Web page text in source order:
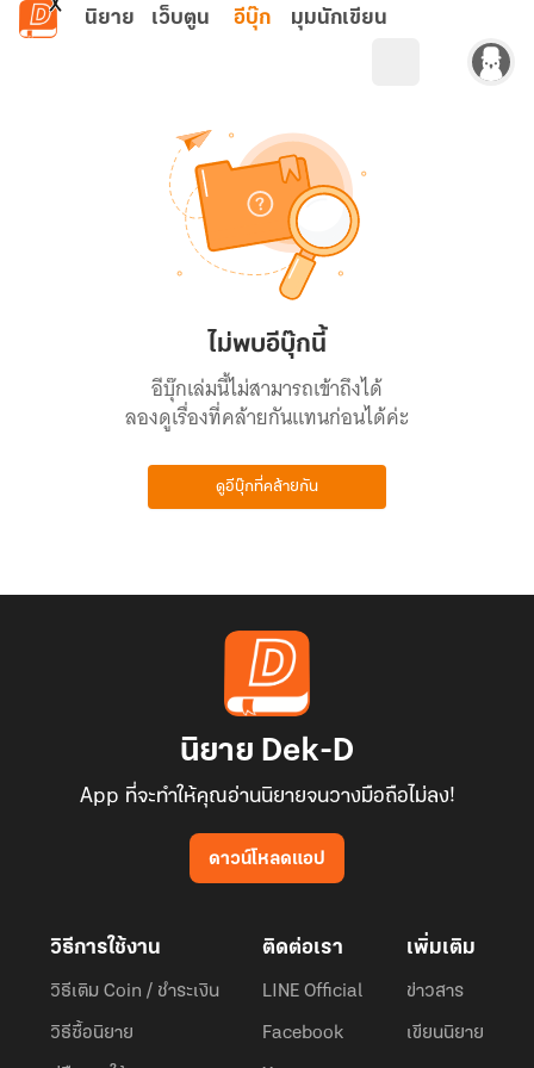
ข้ามไปยังเนื้อหาหลัก
นิยาย เว็บตูน อีบุ๊ก มุมนักเขียน
ไม่พบอีบุ๊กนี้
อีบุ๊กเล่มนี้ไม่สามารถเข้าถึงได้
ลองดูเรื่องที่คล้ายกันแทนก่อนได้ค่ะ
ดูอีบุ๊กที่คล้ายกัน
นิยาย Dek-D
App ที่จะทำให้คุณอ่านนิยายจนวางมือถือไม่ลง!
ดาวน์โหลดแอป
วิธีการใช้งาน
วิธีเติม Coin / ชำระเงิน
วิธีซื้อนิยาย
ติดต่อเรา
LINE Official
Facebook
เพิ่มเติม
ข่าวสาร
เขียนนิยาย